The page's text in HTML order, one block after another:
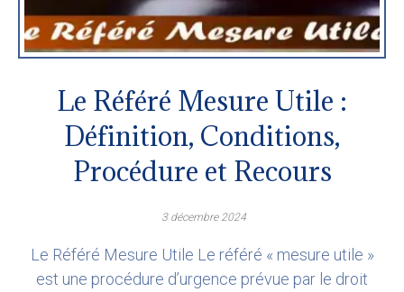
Le Référé Mesure Utile :
Définition, Conditions,
Procédure et Recours
3 décembre 2024
Le Référé Mesure Utile Le référé « mesure utile »
est une procédure d’urgence prévue par le droit